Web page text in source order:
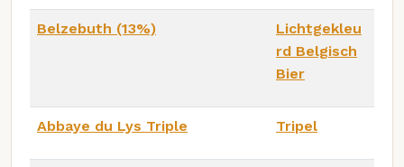
Belzebuth (13%)
Lichtgekleu
rd Belgisch
Bier
Abbaye du Lys Triple Tripel